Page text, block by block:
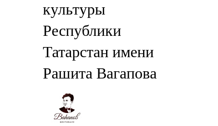
культуры
Республики
Татарстан имени
Рашита Вагапова